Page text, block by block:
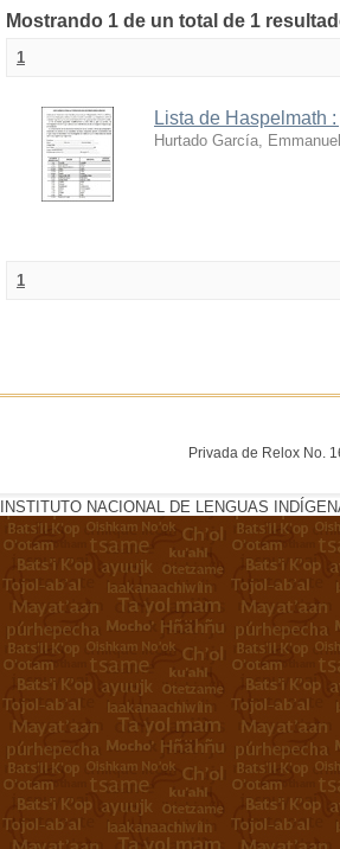
Mostrando 1 de un total de 1
1
Lista de Haspelmath
Hurtado García, Emmanuel
1
Privada de Relox No.
INSTITUTO NACIONAL DE LENGUAS